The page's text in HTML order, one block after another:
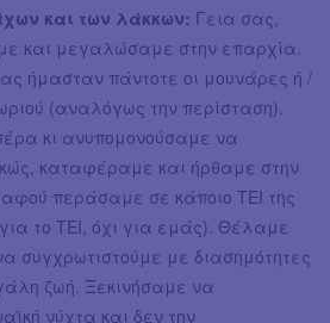
και των λάκκων: Γεια σας,
και μεγαλώσαμε στην επαρχία.
ήμασταν πάντοτε οι μουνάρες ή /
(αναλόγως την περίσταση).
κι ανυπομονούσαμε να
καταφέραμε και ήρθαμε στην
περάσαμε σε κάποιο ΤΕΙ της
το ΤΕΙ, όχι για εμάς). Θέλαμε
συγχρωτιστούμε με διασημότητες
ζωή. Ξεκινήσαμε να
νύχτα και δεν την